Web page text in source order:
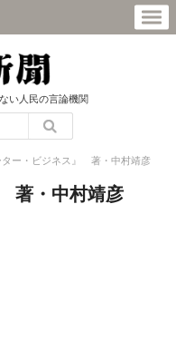
い人民の言論機関
ター・ビジネス』 著・中村靖彦
著・中村靖彦